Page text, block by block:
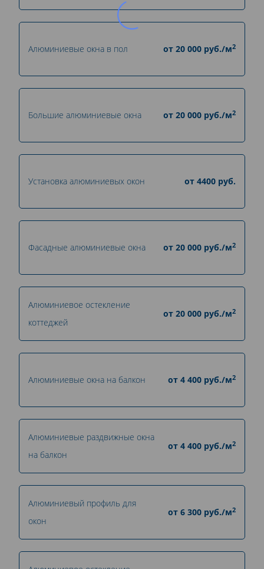
Алюминиевые окна в пол от 20 000 руб./м2
Большие алюминиевые окна от 20 000 руб./м2
Установка алюминиевых окон от 4400 руб.
Фасадные алюминиевые окна от 20 000 руб./м2
Алюминиевое остекление
коттеджей
от 20 000 руб./м2
Алюминиевые окна на балкон от 4 400 руб./м2
Алюминиевые раздвижные окна
на балкон
от 4 400 руб./м2
Алюминиевый профиль для
окон
от 6 300 руб./м2